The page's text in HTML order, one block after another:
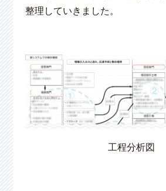
整理していきました。
工程分析図